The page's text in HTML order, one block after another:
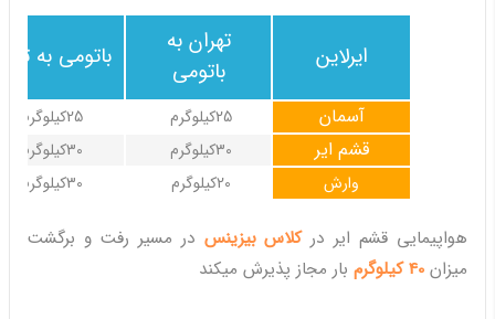
باتومی به
تهران به
باتومی
ایرلاین
25کیلوگرم 25کیلوگرم آسمان
30کیلوگرم 30کیلوگرم قشم ایر
30کیلوگرم 20کیلوگرم وارش
هواپیمایی قشم ایر درکلاس بیزینس در مسیر رفت و برگشت
میزان 40 کیلوگرم بار مجاز پذیرش میکند